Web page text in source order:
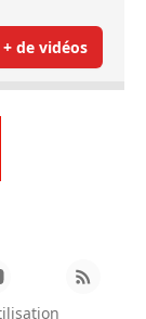
+ de vidéos